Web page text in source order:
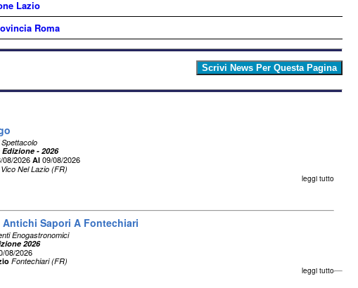
Lazio
Roma
Edizione - 2026
08/2026 Al 09/08/2026
Vico Nel Lazio (FR)
leggi tutto
Antichi Sapori A Fontechiari
Enogastronomici
2026
08/2026
Fontechiari (FR)
leggi tutto